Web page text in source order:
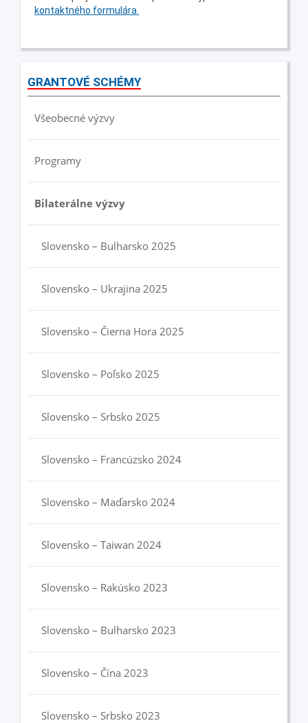
kontaktného formulára.
GRANTOVÉ SCHÉMY
Všeobecné výzvy
Programy
Bilaterálne výzvy
Slovensko – Bulharsko 2025
Slovensko – Ukrajina 2025
Slovensko – Čierna Hora 2025
Slovensko – Poľsko 2025
Slovensko – Srbsko 2025
Slovensko – Francúzsko 2024
Slovensko – Maďarsko 2024
Slovensko – Taiwan 2024
Slovensko – Rakúsko 2023
Slovensko – Bulharsko 2023
Slovensko – Čína 2023
Slovensko – Srbsko 2023